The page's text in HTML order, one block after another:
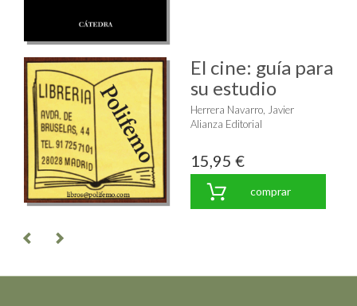
El cine: guía para
su estudio
Herrera Navarro, Javier
Alianza Editorial
15,95 €
comprar